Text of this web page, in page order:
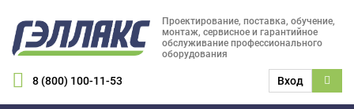
Проектирование, поставка, обучение,
монтаж, сервисное и гарантийное
обслуживание профессионального
оборудования
8 (800) 100-11-53 Вход